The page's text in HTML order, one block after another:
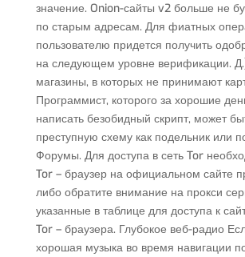
значение. Onion-сайты v2 больше не
по старым адресам. Для фиатных
пользователю придется получить
на следующем уровне верификации.
магазины, в которых не принимают
Программист, которого за хорошие
написать безобидный скрипт, может
преступную схему как подельник или
Форумы. Для доступа в сеть Tor
Tor – браузер на официальном сайте
либо обратите внимание на прокси
указанные в таблице для доступа к
Tor – браузера. Глубокое веб-радио
хорошая музыка во время навигации